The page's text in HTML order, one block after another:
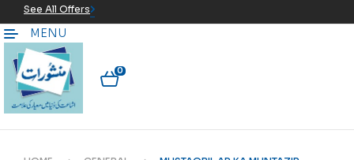
See All Offers
MENU
0